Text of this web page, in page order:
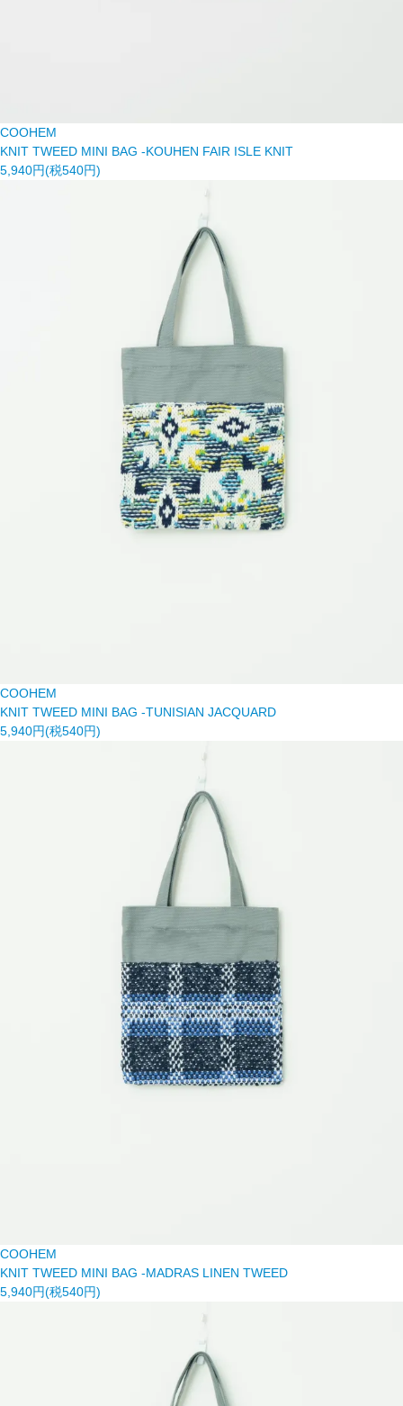
COOHEM
KNIT TWEED MINI BAG -KOUHEN FAIR ISLE KNIT
5,940円(税540円)
COOHEM
KNIT TWEED MINI BAG -TUNISIAN JACQUARD
5,940円(税540円)
COOHEM
KNIT TWEED MINI BAG -MADRAS LINEN TWEED
5,940円(税540円)